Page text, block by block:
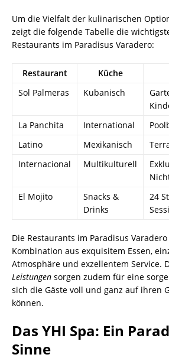
Um die Vielfalt der kulinarischen
zeigt die folgende Tabelle die
Restaurants im Paradisus Varadero:
Restaurant Küche
Sol Palmeras
Kubanisch
La Panchita
International
Latino
Mexikanisch
Internacional
Multikulturell
El Mojito
Snacks &
Drinks
24
Die Restaurants im Paradisus
Kombination aus exquisitem Essen,
Atmosphäre und exzellentem Service.
Leistungen sorgen zudem für eine
sich die Gäste voll und ganz auf ihren
können.
Das YHI Spa: Ein
Sinne